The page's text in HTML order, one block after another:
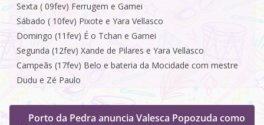
Sexta ( 09fev) Ferrugem e Gamei
Sábado ( 10fev) Pixote e Yara Vellasco
Domingo (11fev) É o Tchan e Gamei
Segunda (12fev) Xande de Pilares e Yara Vellasco
Campeãs (17fev) Belo e bateria da Mocidade com mestre
Dudu e Zé Paulo
Porto da Pedra anuncia Valesca Popozuda como